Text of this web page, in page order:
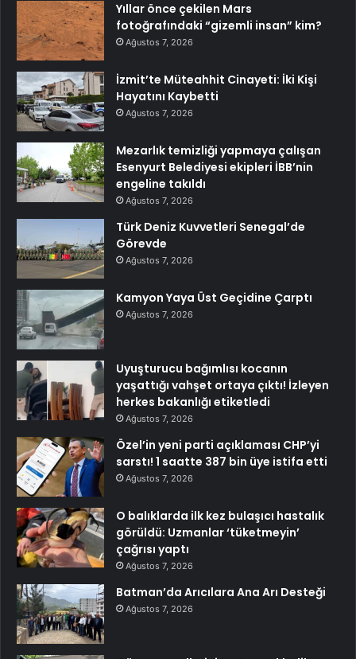
Yıllar önce çekilen Mars
fotoğrafındaki “gizemli insan” kim?
Ağustos 7, 2026
İzmit’te Müteahhit Cinayeti: İki Kişi
Hayatını Kaybetti
Ağustos 7, 2026
Mezarlık temizliği yapmaya çalışan
Esenyurt Belediyesi ekipleri İBB’nin
engeline takıldı
Ağustos 7, 2026
Türk Deniz Kuvvetleri Senegal’de
Görevde
Ağustos 7, 2026
Kamyon Yaya Üst Geçidine Çarptı
Ağustos 7, 2026
Uyuşturucu bağımlısı kocanın
yaşattığı vahşet ortaya çıktı! İzleyen
herkes bakanlığı etiketledi
Ağustos 7, 2026
Özel’in yeni parti açıklaması CHP’yi
sarstı! 1 saatte 387 bin üye istifa etti
Ağustos 7, 2026
O balıklarda ilk kez bulaşıcı hastalık
görüldü: Uzmanlar ‘tüketmeyin’
çağrısı yaptı
Ağustos 7, 2026
Batman’da Arıcılara Ana Arı Desteği
Ağustos 7, 2026